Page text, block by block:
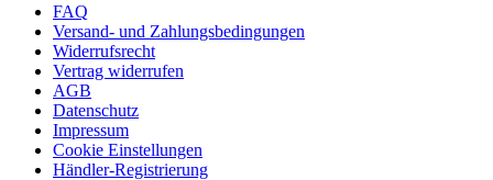
FAQ
Versand- und Zahlungsbedingungen
Widerrufsrecht
Vertrag widerrufen
AGB
Datenschutz
Impressum
Cookie Einstellungen
Händler-Registrierung